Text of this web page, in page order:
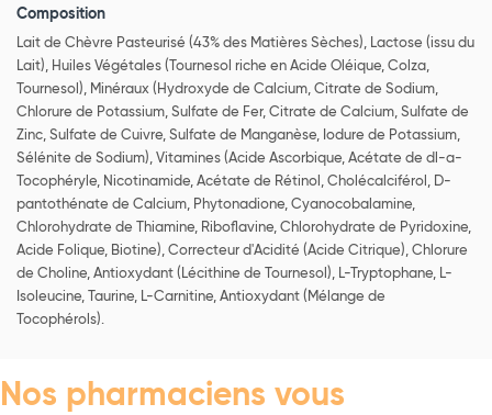
Composition
Lait de Chèvre Pasteurisé (43% des Matières Sèches), Lactose (issu du
Lait), Huiles Végétales (Tournesol riche en Acide Oléique, Colza,
Tournesol), Minéraux (Hydroxyde de Calcium, Citrate de Sodium,
Chlorure de Potassium, Sulfate de Fer, Citrate de Calcium, Sulfate de
Zinc, Sulfate de Cuivre, Sulfate de Manganèse, Iodure de Potassium,
Sélénite de Sodium), Vitamines (Acide Ascorbique, Acétate de dl-a-
Tocophéryle, Nicotinamide, Acétate de Rétinol, Cholécalciférol, D-
pantothénate de Calcium, Phytonadione, Cyanocobalamine,
Chlorohydrate de Thiamine, Riboflavine, Chlorohydrate de Pyridoxine,
Acide Folique, Biotine), Correcteur d'Acidité (Acide Citrique), Chlorure
de Choline, Antioxydant (Lécithine de Tournesol), L-Tryptophane, L-
Isoleucine, Taurine, L-Carnitine, Antioxydant (Mélange de
Tocophérols).
Nos pharmaciens vous